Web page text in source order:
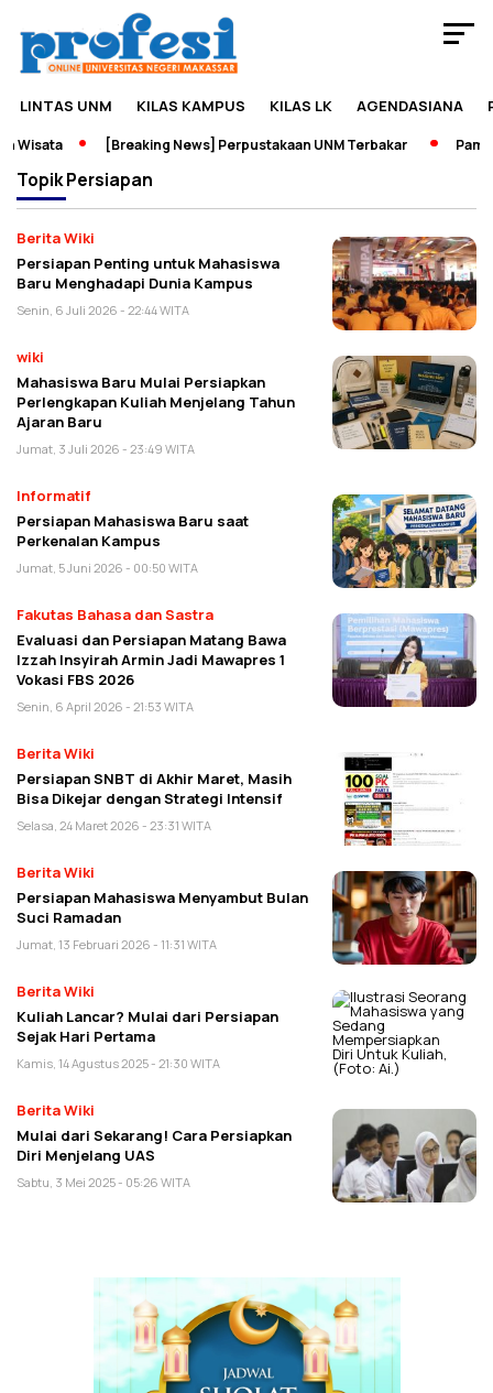
LINTAS UNM KILAS KAMPUS KILAS LK AGENDASIANA
Wisata [Breaking News] Perpustakaan UNM Terbakar
TopikPersiapan
Berita Wiki
Persiapan Penting untuk Mahasiswa
Baru Menghadapi Dunia Kampus
Senin, 6 Juli 2026 - 22:44 WITA
wiki
Mahasiswa Baru Mulai Persiapkan
Perlengkapan Kuliah Menjelang Tahun
Ajaran Baru
Jumat, 3 Juli 2026 - 23:49 WITA
Informatif
Persiapan Mahasiswa Baru saat
Perkenalan Kampus
Jumat, 5 Juni 2026 - 00:50 WITA
Fakutas Bahasa dan Sastra
Evaluasi dan Persiapan Matang Bawa
Izzah Insyirah Armin Jadi Mawapres 1
Vokasi FBS 2026
Senin, 6 April 2026 - 21:53 WITA
Berita Wiki
Persiapan SNBT di Akhir Maret, Masih
Bisa Dikejar dengan Strategi Intensif
Selasa, 24 Maret 2026 - 23:31 WITA
Berita Wiki
Persiapan Mahasiswa Menyambut Bulan
Suci Ramadan
Jumat, 13 Februari 2026 - 11:31 WITA
Berita Wiki
Kuliah Lancar? Mulai dari Persiapan
Sejak Hari Pertama
Kamis, 14 Agustus 2025 - 21:30 WITA
Berita Wiki
Mulai dari Sekarang! Cara Persiapkan
Diri Menjelang UAS
Sabtu, 3 Mei 2025 - 05:26 WITA